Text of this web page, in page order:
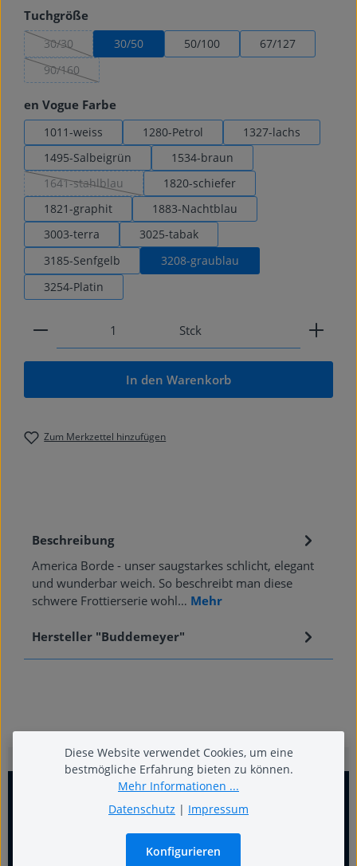
Tuchgröße
30/30
(Diese Option ist zurzeit nicht verfügbar.)
30/50 50/100
67/127
90/160
(Diese Option ist zurzeit nicht verfügbar.)
en Vogue Farbe
1011-weiss 1280-Petrol
1327-lachs
1495-Salbeigrün
1534-braun
1641-stahlblau
(Diese Option ist zurzeit nicht verfügbar.)
1820-schiefer
1821-graphit
1883-Nachtblau
3003-terra
3025-tabak
3185-Senfgelb
3208-graublau
3254-Platin
Produkt Anzahl: Gib den gewünschten Wert ein
Stck
In den Warenkorb
Zum Merkzettel hinzufügen
Beschreibung
America Borde - unser saugstarkes schlicht, elegant
und wunderbar weich. So beschreibt man diese
schwere Frottierserie wohl… Mehr
Hersteller "Buddemeyer"
Diese Website verwendet Cookies, um eine
bestmögliche Erfahrung bieten zu können.
Mehr Informationen ...
Datenschutz | Impressum
Konfigurieren